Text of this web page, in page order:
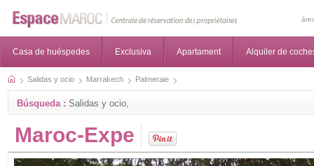
Casa de huéspedes Exclusiva Apartament Alquiler de
Salidas y ocio Marrakech Palmeraie
Búsqueda : Salidas y ocio,
Maroc-Expe